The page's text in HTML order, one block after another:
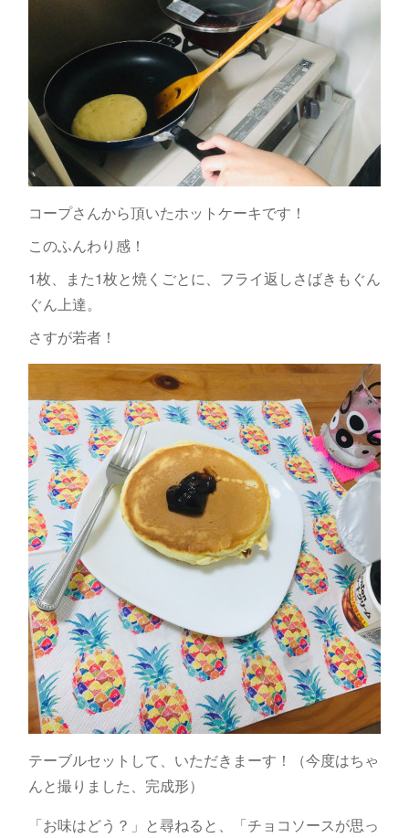
コープさんから頂いたホットケーキです！
このふんわり感！
1枚、また1枚と焼くごとに、フライ返しさばきもぐん
ぐん上達。
さすが若者！
テーブルセットして、いただきまーす！（今度はちゃ
んと撮りました、完成形）
「お味はどう？」と尋ねると、「チョコソースが思っ